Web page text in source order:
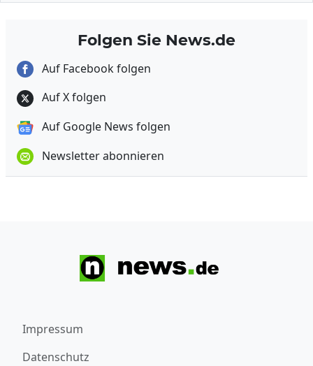
Folgen Sie News.de
Auf Facebook folgen
Auf X folgen
Auf Google News folgen
Newsletter abonnieren
Impressum
Datenschutz